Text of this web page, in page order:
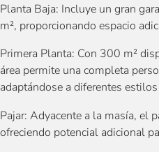
Planta Baja: Incluye un gran
m², proporcionando espacio
Primera Planta: Con 300 m²
área permite una completa
adaptándose a diferentes
Pajar: Adyacente a la masía, el
ofreciendo potencial adicional